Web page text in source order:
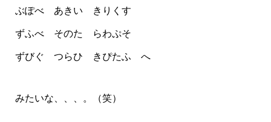
ぶぽべ あきい きりくす
ずふべ そのた らわぷそ
ずびぐ つらひ きぴたふ へ
みたいな、、、。（笑）